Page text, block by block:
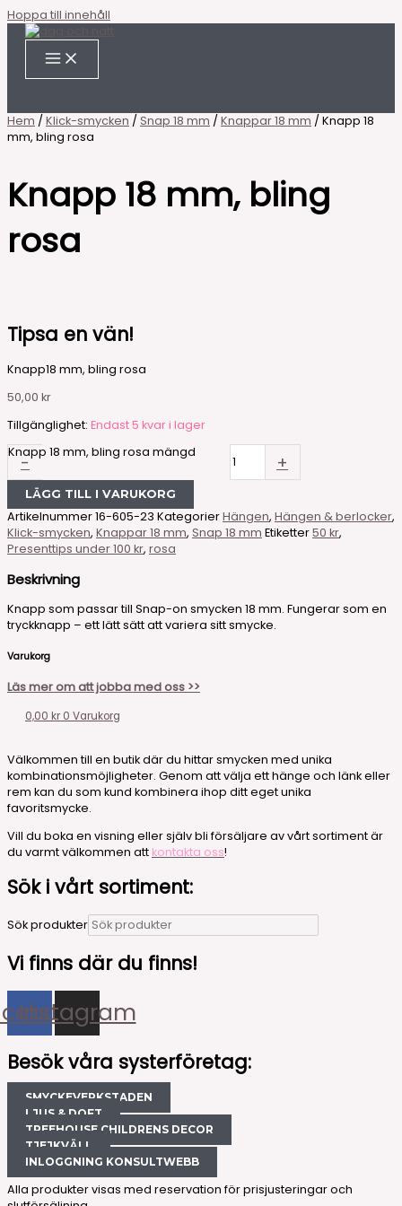
Hoppa till innehåll
Hem / Klick-smycken / Snap 18 mm / Knappar 18 mm / Knapp 18
mm, bling rosa
Knapp 18 mm, bling
rosa
Tipsa en vän!
Knapp18 mm, bling rosa
50,00 kr
Tillgänglighet: Endast 5 kvar i lager
-
Knapp 18 mm, bling rosa mängd +
LÄGG TILL I VARUKORG
Artikelnummer16-605-23 KategorierHängen, Hängen & berlocker,
Klick-smycken, Knappar 18 mm, Snap 18 mm Etiketter50 kr,
Presenttips under 100 kr, rosa
Beskrivning
Knapp som passar till Snap-on smycken 18 mm. Fungerar som en
tryckknapp – ett lätt sätt att variera sitt smycke.
Varukorg
Läs mer om att jobba med oss >>
0,00 kr 0 Varukorg
Välkommen till en butik där du hittar smycken med unika
kombinationsmöjligheter. Genom att välja ett hänge och länk eller
rem kan du som kund kombinera ihop ditt eget unika
favoritsmycke.
Vill du boka en visning eller själv bli försäljare av vårt sortiment är
du varmt välkommen att kontakta oss!
Sök i vårt sortiment:
Sök produkter
Vi finns där du finns!
Instagram
Besök våra systerföretag:
SMYCKEVERKSTADEN
LJUS & DOFT
TREEHOUSE CHILDRENS DECOR
TJEJKVÄLL
INLOGGNING KONSULTWEBB
Alla produkter visas med reservation för prisjusteringar och